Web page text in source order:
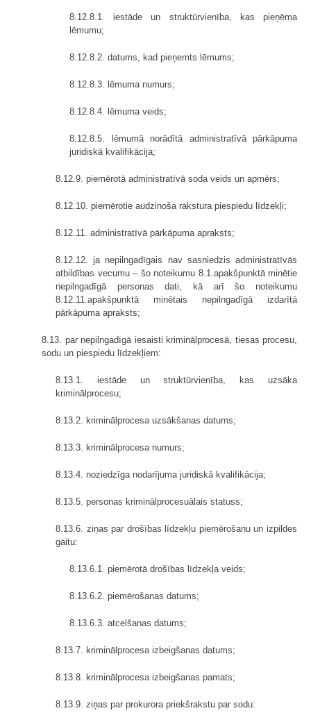
8.12.8.1. iestāde un struktūrvienība, kas pieņēma
lēmumu;
8.12.8.2. datums, kad pieņemts lēmums;
8.12.8.3. lēmuma numurs;
8.12.8.4. lēmuma veids;
8.12.8.5. lēmumā norādītā administratīvā pārkāpuma
juridiskā kvalifikācija;
8.12.9. piemērotā administratīvā soda veids un apmērs;
8.12.10. piemērotie audzinoša rakstura piespiedu līdzekļi;
8.12.11. administratīvā pārkāpuma apraksts;
8.12.12. ja nepilngadīgais nav sasniedzis administratīvās
atbildības vecumu – šo noteikumu 8.1.apakšpunktā minētie
nepilngadīgā personas dati, kā arī šo noteikumu
8.12.11.apakšpunktā minētais nepilngadīgā izdarītā
pārkāpuma apraksts;
8.13. par nepilngadīgā iesaisti kriminālprocesā, tiesas procesu,
sodu un piespiedu līdzekļiem:
8.13.1. iestāde un struktūrvienība, kas uzsāka
kriminālprocesu;
8.13.2. kriminālprocesa uzsākšanas datums;
8.13.3. kriminālprocesa numurs;
8.13.4. noziedzīga nodarījuma juridiskā kvalifikācija;
8.13.5. personas kriminālprocesuālais statuss;
8.13.6. ziņas par drošības līdzekļu piemērošanu un izpildes
gaitu:
8.13.6.1. piemērotā drošības līdzekļa veids;
8.13.6.2. piemērošanas datums;
8.13.6.3. atcelšanas datums;
8.13.7. kriminālprocesa izbeigšanas datums;
8.13.8. kriminālprocesa izbeigšanas pamats;
8.13.9. ziņas par prokurora priekšrakstu par sodu: